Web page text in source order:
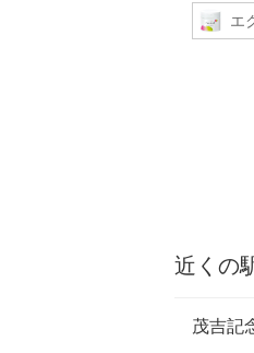
エ
近くの
茂吉記